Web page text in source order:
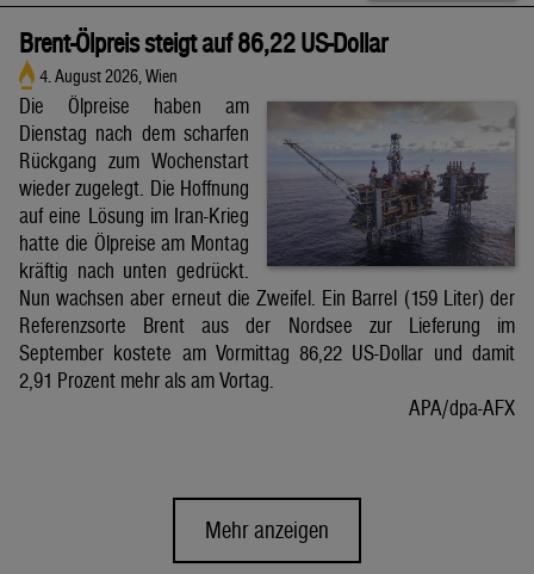
Brent-Ölpreis steigt auf 86,22 US-Dollar
4. August 2026, Wien
Die Ölpreise haben am
Dienstag nach dem scharfen
Rückgang zum Wochenstart
wieder zugelegt. Die Hoffnung
auf eine Lösung im Iran-Krieg
hatte die Ölpreise am Montag
kräftig nach unten gedrückt.
Nun wachsen aber erneut die Zweifel. Ein Barrel (159 Liter) der
Referenzsorte Brent aus der Nordsee zur Lieferung im
September kostete am Vormittag 86,22 US-Dollar und damit
2,91 Prozent mehr als am Vortag.
APA/dpa-AFX
Mehr anzeigen